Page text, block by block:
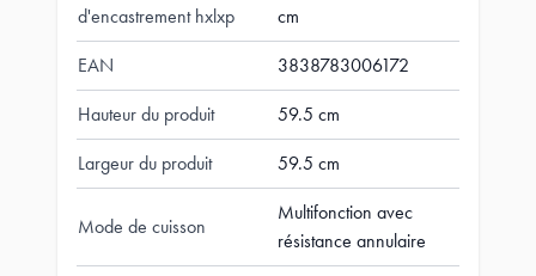
d'encastrement hxlxp
cm
EAN 3838783006172
Hauteur du produit 59.5 cm
Largeur du produit 59.5 cm
Mode de cuisson
Multifonction avec
résistance annulaire